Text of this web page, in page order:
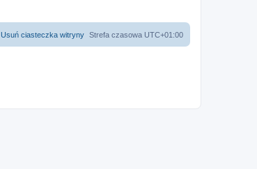
Strefa czasowa UTC+01:00
Usuń ciasteczka witryny